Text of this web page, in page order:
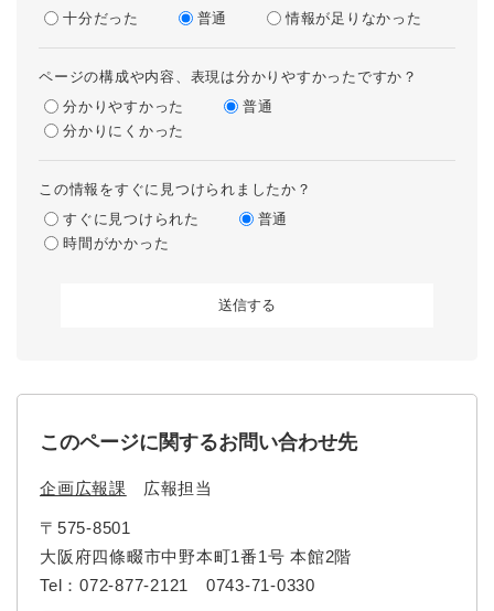
十分だった
普通 情報が足りなかった
ページの構成や内容、表現は分かりやすかったですか？
分かりやすかった
普通
分かりにくかった
この情報をすぐに見つけられましたか？
すぐに見つけられた
普通
時間がかかった
このページに関するお問い合わせ先
企画広報課 広報担当
〒575-8501
大阪府四條畷市中野本町1番1号 本館2階
Tel：072-877-2121 0743-71-0330